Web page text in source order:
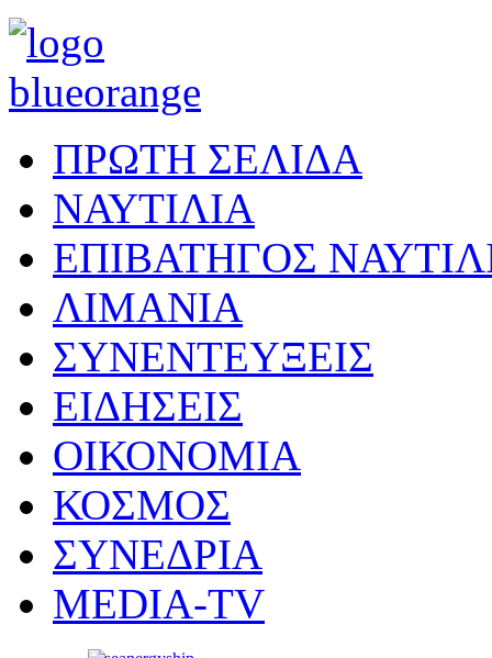
ΠΡΩΤΗ ΣΕΛΙΔΑ
ΝΑΥΤΙΛΙΑ
ΕΠΙΒΑΤΗΓΟΣ
ΛΙΜΑΝΙΑ
ΣΥΝΕΝΤΕΥΞΕΙΣ
ΕΙΔΗΣΕΙΣ
ΟΙΚΟΝΟΜΙΑ
ΚΟΣΜΟΣ
ΣΥΝΕΔΡΙΑ
MEDIA-TV